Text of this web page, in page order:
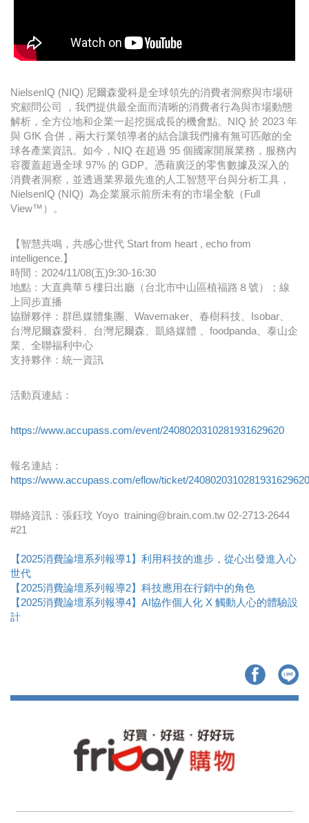
NielsenIQ (NIQ) 尼爾森愛科是全球領先的消費者洞察與市場研
究顧問公司 ，我們提供最全面而清晰的消費者行為與市場動態
解析，全方位地和企業一起挖掘成長的機會點。NIQ 於 2023 年
與 GfK 合併，兩大行業領導者的結合讓我們擁有無可匹敵的全
球各產業資訊。如今，NIQ 在超過 95 個國家開展業務，服務內
容覆蓋超過全球 97% 的 GDP。憑藉廣泛的零售數據及深入的
消費者洞察，並透過業界最先進的人工智慧平台與分析工具，
NielsenIQ (NIQ) 為企業展示前所未有的市場全貌（Full
View™）。
【智慧共鳴，共感心世代 Start from heart , echo from
intelligence.】
時間：2024/11/08(五)9:30-16:30
地點：大直典華５樓日出廳（台北市中山區植福路８號）；線
上同步直播
協辦夥伴：群邑媒體集團、Wavemaker、春樹科技、Isobar、
台灣尼爾森愛科、台灣尼爾森、凱絡媒體 、foodpanda、泰山企
業、全聯福利中心
支持夥伴：統一資訊
活動頁連結：
https://www.accupass.com/event/2408020310281931629620
報名連結：
https://www.accupass.com/eflow/ticket/2408020310281931629620
聯絡資訊：張鈺玟 Yoyo training@brain.com.tw 02-2713-2644
#21
【2025消費論壇系列報導1】利用科技的進步，從心出發進入心
世代
【2025消費論壇系列報導2】科技應用在行銷中的角色
【2025消費論壇系列報導4】AI協作個人化 X 觸動人心的體驗設
計